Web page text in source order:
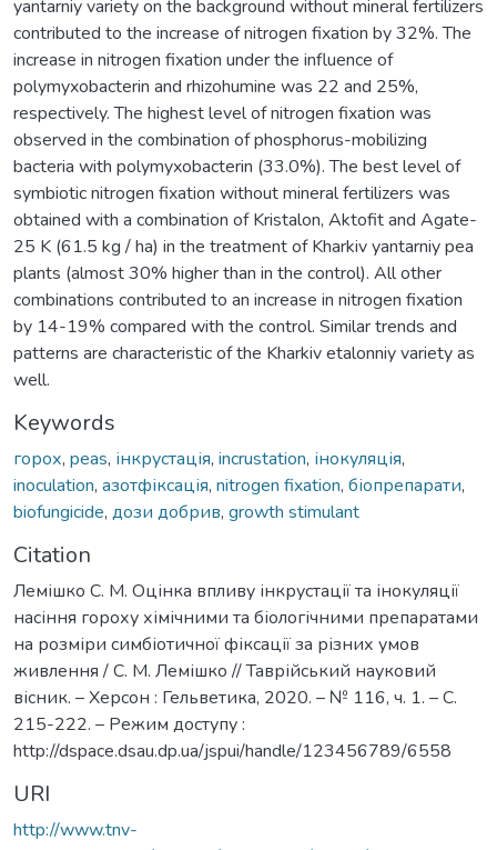
yantarniy variety on the background without mineral fertilizers
contributed to the increase of nitrogen fixation by 32%. The
increase in nitrogen fixation under the influence of
polymyxobacterin and rhizohumine was 22 and 25%,
respectively. The highest level of nitrogen fixation was
observed in the combination of phosphorus-mobilizing
bacteria with polymyxobacterin (33.0%). The best level of
symbiotic nitrogen fixation without mineral fertilizers was
obtained with a combination of Kristalon, Aktofit and Agate-
25 K (61.5 kg / ha) in the treatment of Kharkiv yantarniy pea
plants (almost 30% higher than in the control). All other
combinations contributed to an increase in nitrogen fixation
by 14-19% compared with the control. Similar trends and
patterns are characteristic of the Kharkiv etalonniy variety as
well.
Keywords
горох, peas, інкрустація, incrustation, інокуляція,
inoculation, азотфіксація, nitrogen fixation, біопрепарати,
biofungicide, дози добрив, growth stimulant
Citation
Лемішко С. М. Оцінка впливу інкрустації та інокуляції
насіння гороху хімічними та біологічними препаратами
на розміри симбіотичної фіксації за різних умов
живлення / С. М. Лемішко // Таврійський науковий
вісник. – Херсон : Гельветика, 2020. – № 116, ч. 1. – С.
215-222. – Режим доступу :
http://dspace.dsau.dp.ua/jspui/handle/123456789/6558
URI
http://www.tnv-